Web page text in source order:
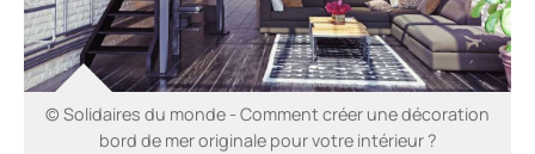
© Solidaires du monde - Comment créer une décoration
bord de mer originale pour votre intérieur ?